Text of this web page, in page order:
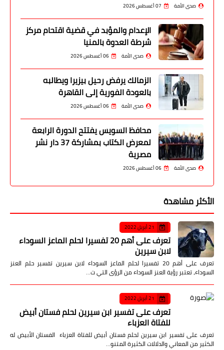
صدى الأمة 07 أغسطس 2026
الإعدام والمؤبد في قضية اقتحام مركز
شرطة العدوة بالمنيا
صدى الأمة 06 أغسطس 2026
الزمالك يرفض رحيل بيزيرا ويطالبه
بالعودة الفورية إلى القاهرة
صدى الأمة 06 أغسطس 2026
محافظ السويس يفتتح الدورة الرابعة
لمعرض الكتاب بمشاركة 37 دار نشر
مصرية
صدى الأمة 06 أغسطس 2026
الأكثر مشاهدة
21 أبريل 2022
تعرف على أهم 20 تفسيرا لحلم الماعز السوداء
لابن سيرين
تعرف على أهم 20 تفسيرا لحلم الماعز السوداء لابن سيرين تفسير حلم العنز
السوداء، تعتبر رؤية العنز السوداء من الرؤى التي ت…
21 أبريل 2022
تعرف على تفسير ابن سيرين لحلم فستان أبيض
للفتاة العزباء
تعرف على تفسير ابن سيرين لحلم فستان أبيض للفتاة العزباء الفستان الأبيض له
الكثير من المعاني والدلالات الكثيرة المتنو…